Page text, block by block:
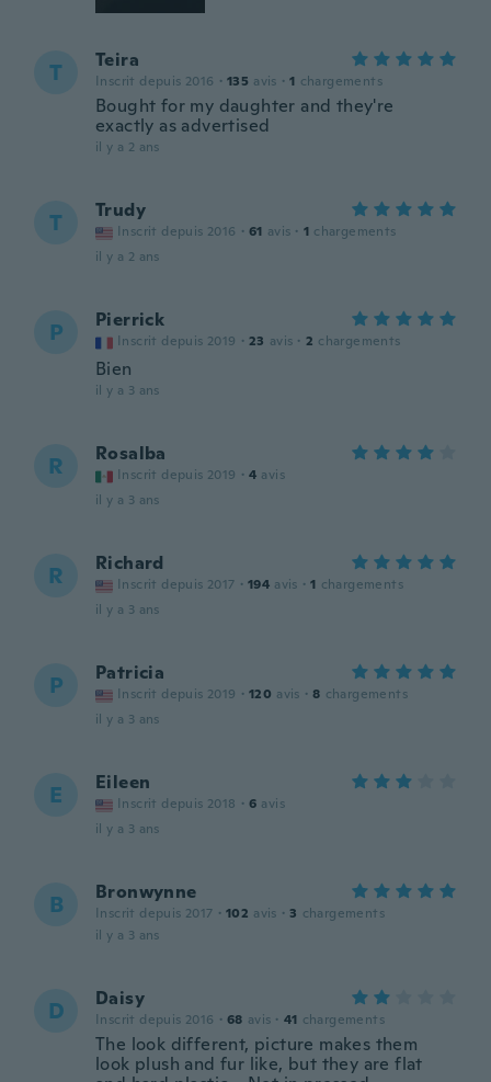
T Teira
Inscrit depuis 2016 · 135 avis · 1 chargements
Bought for my daughter and they're
exactly as advertised
il y a 2 ans
T Trudy
Inscrit depuis 2016 · 61 avis · 1 chargements
il y a 2 ans
P Pierrick
Inscrit depuis 2019 · 23 avis · 2 chargements
Bien
il y a 3 ans
R Rosalba
Inscrit depuis 2019 · 4 avis
il y a 3 ans
R Richard
Inscrit depuis 2017 · 194 avis · 1 chargements
il y a 3 ans
P Patricia
Inscrit depuis 2019 · 120 avis · 8 chargements
il y a 3 ans
E Eileen
Inscrit depuis 2018 · 6 avis
il y a 3 ans
B Bronwynne
Inscrit depuis 2017 · 102 avis · 3 chargements
il y a 3 ans
D Daisy
Inscrit depuis 2016 · 68 avis · 41 chargements
The look different, picture makes them
look plush and fur like, but they are flat